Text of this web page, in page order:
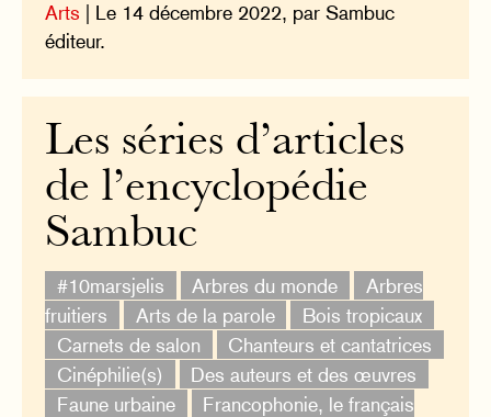
Arts | Le 14 décembre 2022, par Sambuc
éditeur.
Les séries d’articles
de l’encyclopédie
Sambuc
#10marsjelis Arbres du monde
Arbres
fruitiers
Arts de la parole
Bois tropicaux
Carnets de salon
Chanteurs et cantatrices
Cinéphilie(s)
Des auteurs et des œuvres
Faune urbaine
Francophonie, le français